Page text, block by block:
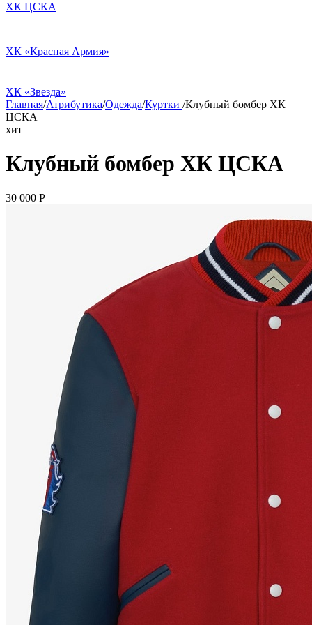
ХК ЦСКА
ХК «Красная Армия»
ХК «Звезда»
Главная/Атрибутика/Одежда/Куртки /Клубный бомбер ХК
ЦСКА
хит
Клубный бомбер ХК ЦСКА
30 000 P